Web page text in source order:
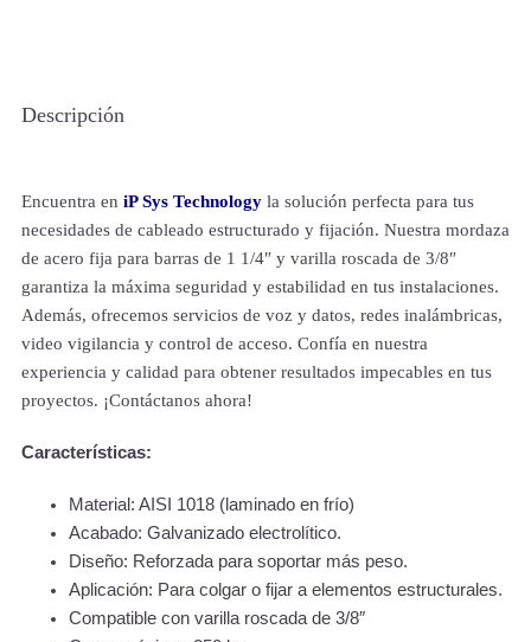
Descripción
Encuentra en iP Sys Technologyla solución perfecta para tus
necesidades de cableado estructurado y fijación. Nuestra mordaza
de acero fija para barras de 1 1/4″ y varilla roscada de 3/8″
garantiza la máxima seguridad y estabilidad en tus instalaciones.
Además, ofrecemos servicios de voz y datos, redes inalámbricas,
video vigilancia y control de acceso. Confía en nuestra
experiencia y calidad para obtener resultados impecables en tus
proyectos. ¡Contáctanos ahora!
Características:
Material: AISI 1018 (laminado en frío)
Acabado: Galvanizado electrolítico.
Diseño: Reforzada para soportar más peso.
Aplicación: Para colgar o fijar a elementos estructurales.
Compatible con varilla roscada de 3/8″